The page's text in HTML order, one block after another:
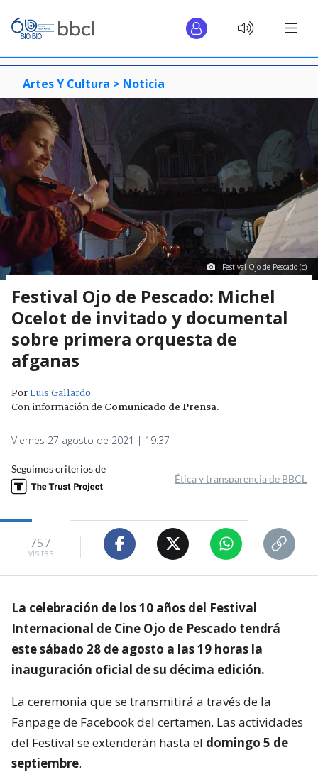
Artes Y Cultura > Noticia
Festival Ojo de Pescado (c)
Festival Ojo de Pescado: Michel
Ocelot de invitado y documental
sobre primera orquesta de
afganas
PorLuis Gallardo
Con información de Comunicado de Prensa.
Viernes 27 agosto de 2021 | 19:37
Seguimos criterios de
Ética y transparencia de BBCL
757
visitas
La celebración de los 10 años del Festival
Internacional de Cine Ojo de Pescado tendrá
este sábado 28 de agosto a las 19 horas la
inauguración oficial de su décima edición.
La ceremonia que se transmitirá a través de la
Fanpage de Facebook del certamen. Las actividades
del Festival se extenderán hasta el domingo 5 de
septiembre.